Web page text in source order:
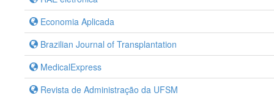
Economia Aplicada
Brazilian Journal of Transplantation
MedicalExpress
Revista de Administração da UFSM